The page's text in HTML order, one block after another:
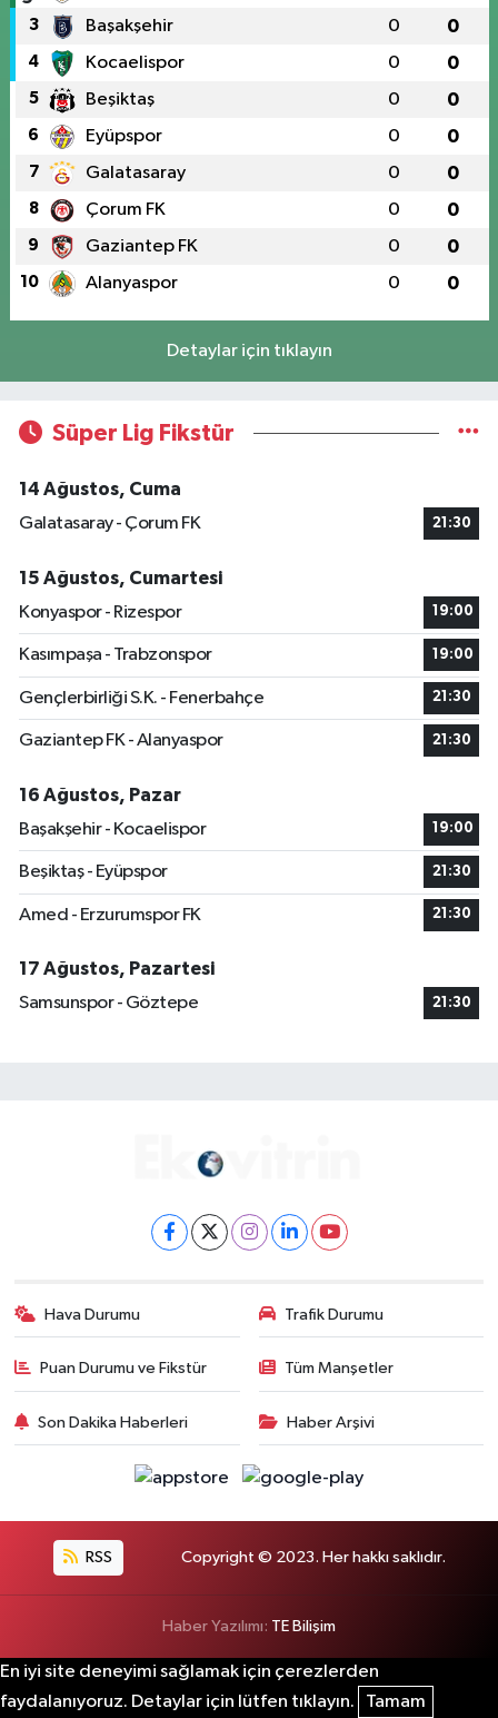
3 Başakşehir 0 0
4 Kocaelispor 0 0
5 Beşiktaş 0 0
6 Eyüpspor 0 0
7 Galatasaray 0 0
8 Çorum FK 0 0
9 Gaziantep FK 0 0
10 Alanyaspor 0 0
Detaylar için tıklayın
Süper Lig Fikstür
14 Ağustos, Cuma
Galatasaray - Çorum FK
21:30
15 Ağustos, Cumartesi
Konyaspor - Rizespor
19:00
Kasımpaşa - Trabzonspor 19:00
Gençlerbirliği S.K. - Fenerbahçe 21:30
Gaziantep FK - Alanyaspor 21:30
16 Ağustos, Pazar
Başakşehir - Kocaelispor
19:00
Beşiktaş - Eyüpspor 21:30
Amed - Erzurumspor FK 21:30
17 Ağustos, Pazartesi
Samsunspor - Göztepe
21:30
Hava Durumu Trafik Durumu
Puan Durumu ve Fikstür Tüm Manşetler
Son Dakika Haberleri Haber Arşivi
RSS Copyright © 2023. Her hakkı saklıdır.
Haber Yazılımı: TE Bilişim
En iyi site deneyimi sağlamak için çerezlerden
faydalanıyoruz. Detaylar için lütfen tıklayın.
Tamam